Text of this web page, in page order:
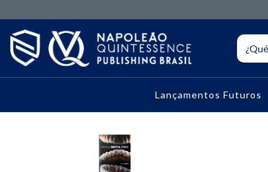
Lançamentos Futuros